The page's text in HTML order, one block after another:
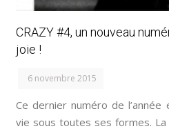
CRAZY #4, un nouveau
joie !
6 novembre 2015
Ce dernier numéro de
vie sous toutes ses formes.